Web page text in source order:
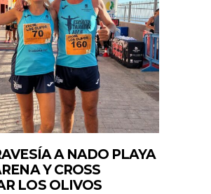
A NADO PLAYA
Y CROSS
LOS OLIVOS